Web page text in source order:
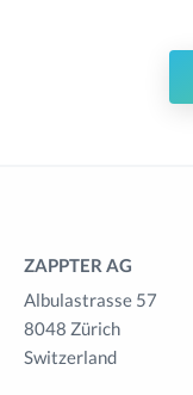
ZAPPTER AG
Albulastrasse 57
8048 Zürich
Switzerland